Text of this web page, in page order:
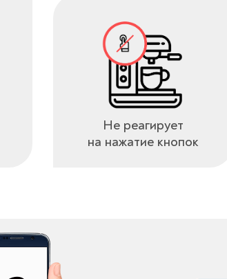
Не реагирует
на нажатие кнопок